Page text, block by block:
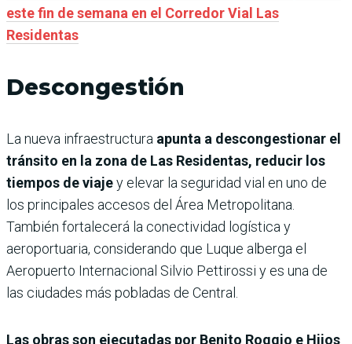
este fin de semana en el Corredor Vial Las
Residentas
Descongestión
La nueva infraestructura apunta a descongestionar el
tránsito en la zona de Las Residentas, reducir los
tiempos de viajey elevar la seguridad vial en uno de
los principales accesos del Área Metropolitana.
También fortalecerá la conectividad logística y
aeroportuaria, considerando que Luque alberga el
Aeropuerto Internacional Silvio Pettirossi y es una de
las ciudades más pobladas de Central.
Las obras son ejecutadas por Benito Roggio e Hijos